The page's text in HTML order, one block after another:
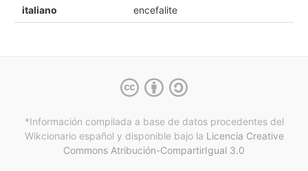
italiano encefalite
*Información compilada a base de datos procedentes del
Wikcionario español y disponible bajo la Licencia Creative
Commons Atribución-CompartirIgual 3.0